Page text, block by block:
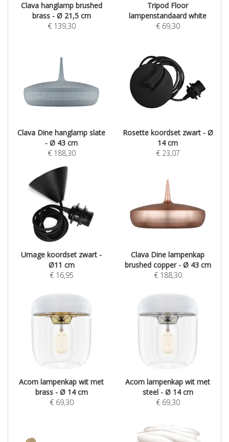
Clava hanglamp brushed
brass - Ø 21,5 cm
€ 139,30
Tripod Floor
lampenstandaard white
€ 69,30
Clava Dine hanglamp slate
- Ø 43 cm
€ 188,30
Rosette koordset zwart - Ø
14 cm
€ 23,07
Umage koordset zwart -
Ø11 cm
€ 16,95
Clava Dine lampenkap
brushed copper - Ø 43 cm
€ 188,30
Acorn lampenkap wit met
brass - Ø 14 cm
€ 69,30
Acorn lampenkap wit met
steel - Ø 14 cm
€ 69,30